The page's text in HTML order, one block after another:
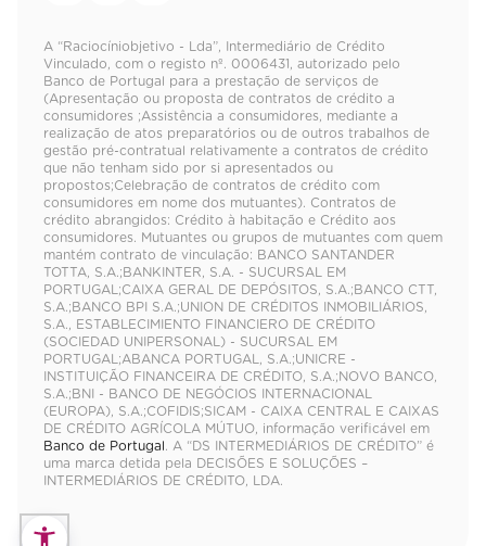
A “Raciocíniobjetivo - Lda”, Intermediário de Crédito
Vinculado, com o registo nº. 0006431, autorizado pelo
Banco de Portugal para a prestação de serviços de
(Apresentação ou proposta de contratos de crédito a
consumidores ;Assistência a consumidores, mediante a
realização de atos preparatórios ou de outros trabalhos de
gestão pré-contratual relativamente a contratos de crédito
que não tenham sido por si apresentados ou
propostos;Celebração de contratos de crédito com
consumidores em nome dos mutuantes). Contratos de
crédito abrangidos: Crédito à habitação e Crédito aos
consumidores. Mutuantes ou grupos de mutuantes com quem
mantém contrato de vinculação: BANCO SANTANDER
TOTTA, S.A.;BANKINTER, S.A. - SUCURSAL EM
PORTUGAL;CAIXA GERAL DE DEPÓSITOS, S.A.;BANCO CTT,
S.A.;BANCO BPI S.A.;UNION DE CRÉDITOS INMOBILIÁRIOS,
S.A., ESTABLECIMIENTO FINANCIERO DE CRÉDITO
(SOCIEDAD UNIPERSONAL) - SUCURSAL EM
PORTUGAL;ABANCA PORTUGAL, S.A.;UNICRE -
INSTITUIÇÃO FINANCEIRA DE CRÉDITO, S.A.;NOVO BANCO,
S.A.;BNI - BANCO DE NEGÓCIOS INTERNACIONAL
(EUROPA), S.A.;COFIDIS;SICAM - CAIXA CENTRAL E CAIXAS
DE CRÉDITO AGRÍCOLA MÚTUO, informação verificável em
Banco de Portugal. A “DS INTERMEDIÁRIOS DE CRÉDITO” é
uma marca detida pela DECISÕES E SOLUÇÕES –
INTERMEDIÁRIOS DE CRÉDITO, LDA.